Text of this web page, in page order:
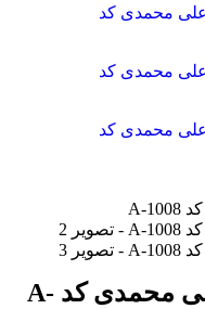
انگشتر عقيق آبي استاد علی محمدی کد A-